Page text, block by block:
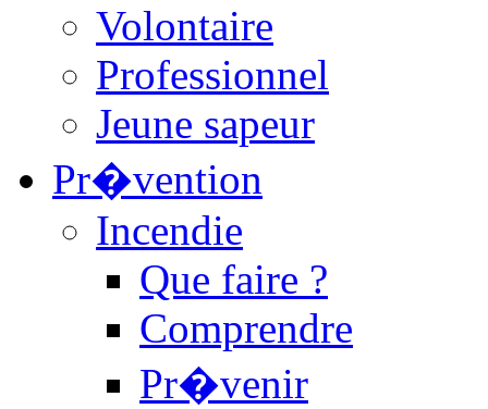
Volontaire
Professionnel
Jeune sapeur
Pr�vention
Incendie
Que faire ?
Comprendre
Pr�venir